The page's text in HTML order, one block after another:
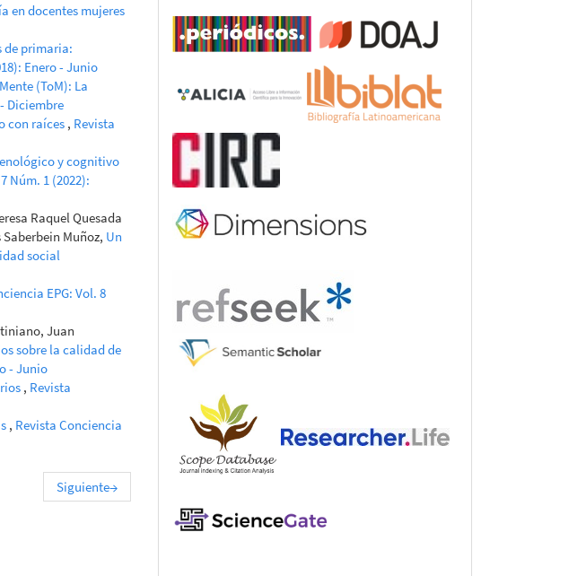
en docentes mujeres
de primaria:
Enero - Junio
(ToM): La
Diciembre
con raíces , Revista
y cognitivo
Núm. 1 (2022):
Raquel Quesada
Muñoz, Un
social
EPG: Vol. 8
Juan
sobre la calidad de
- Junio
, Revista
, Revista Conciencia
Siguiente→